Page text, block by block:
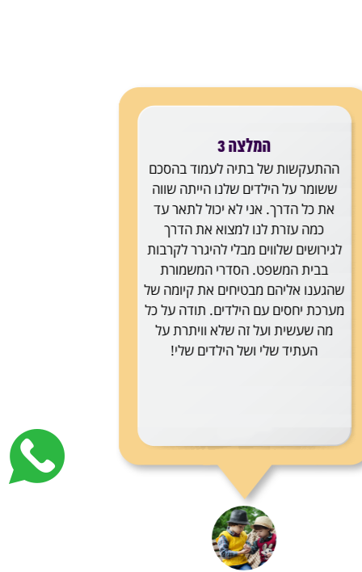
אשורי ליוותה את משפחתנו
רכישתה של דירה חדשה. אין
כמה הליווי והייעוץ המשפטי
בניסוח חוזה אשר שמר על
שלנו והביא להשלמת
המשתלמת ביותר בעבורנו.